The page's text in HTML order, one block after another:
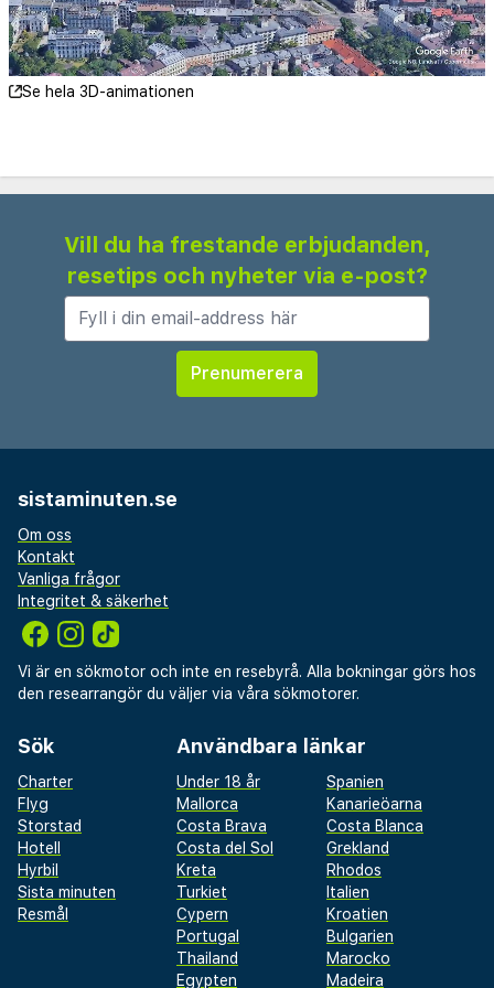
i det mysiga matutrymmet, eller koppla av i den
inbjudande loungen efter en dag av sightseeing.
Den vänliga receptionspersonalen finns tillgänglig
eventuella specialförfrågningar du kan ha.
tillgängliga för din bekvämlighet.
Oavsett om du besöker Kraków för affärer eller
nöje, erbjuder Daniel Griffin Aparthotel by Artery
Hotels ett bekvämt och praktiskt hem borta från
hemmet. Njut av den perfekta blandningen av
stadsläge, vilket säkerställer en minnesvärd och
Se hela 3D-animationen
Vill du ha frestande erbjudanden,
resetips och nyheter via e-post?
sistaminuten.se
Om oss
Kontakt
Vanliga frågor
Integritet & säkerhet
Vi är en sökmotor och inte en resebyrå. Alla bokningar görs hos
den researrangör du väljer via våra sökmotorer.
Sök
Charter
Flyg
Storstad
Hotell
Hyrbil
Sista minuten
Resmål
Användbara länkar
Under 18 år
Spanien
Mallorca
Kanarieöarna
Costa Brava
Costa Blanca
Costa del Sol
Grekland
Kreta
Rhodos
Turkiet
Italien
Cypern
Kroatien
Portugal
Bulgarien
Thailand
Marocko
Egypten
Madeira